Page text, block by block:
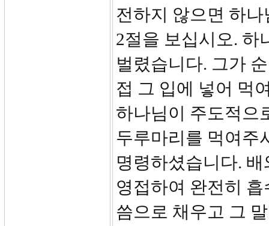
전하지 않으면 하
2절을 보십시오. 하
벌렸습니다. 그가
접 그 입에 넣어 먹
하나님이 주도적으
두루마리를 먹여주
명령하셨습니다.
영접하여 완전히
씀으로 채우고 그